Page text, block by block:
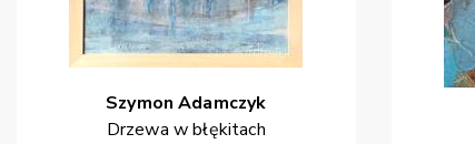
Szymon Adamczyk
Drzewa w błękitach